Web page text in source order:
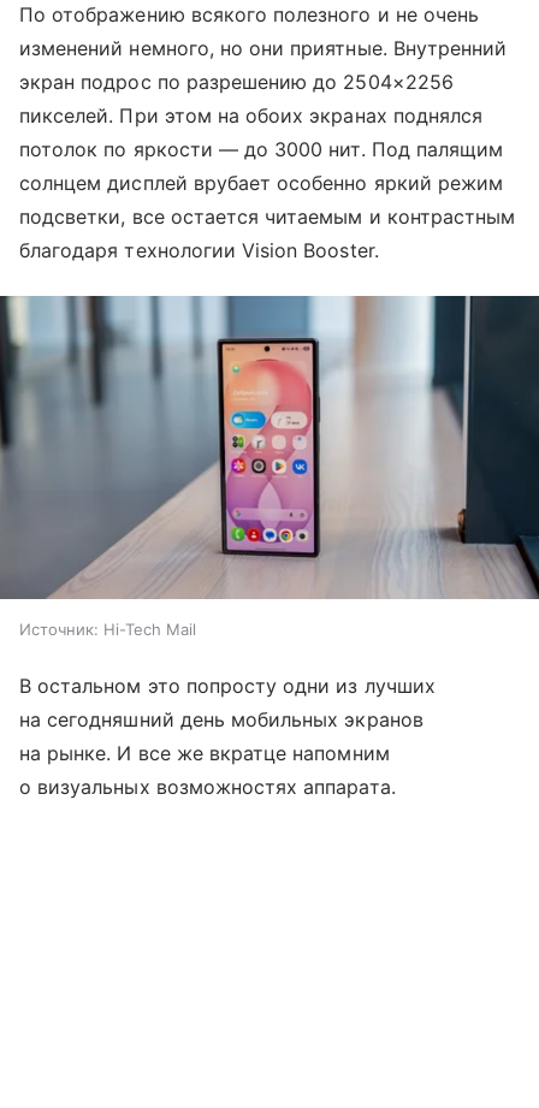
По отображению всякого полезного и не очень
изменений немного, но они приятные. Внутренний
экран подрос по разрешению до 2504×2256
пикселей. При этом на обоих экранах поднялся
потолок по яркости — до 3000 нит. Под палящим
солнцем дисплей врубает особенно яркий режим
подсветки, все остается читаемым и контрастным
благодаря технологии Vision Booster.
Источник: Hi-Tech Mail
В остальном это попросту одни из лучших
на сегодняшний день мобильных экранов
на рынке. И все же вкратце напомним
о визуальных возможностях аппарата.